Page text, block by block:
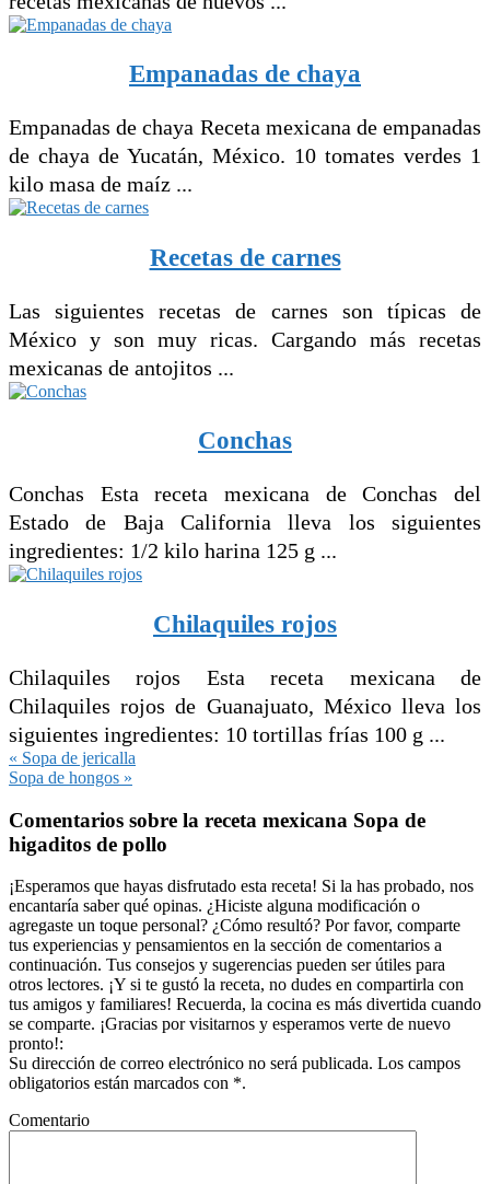
Empanadas de chaya
Empanadas de chaya Receta mexicana de empanadas
de chaya de Yucatán, México. 10 tomates verdes 1
kilo masa de maíz ...
Recetas de carnes
Las siguientes recetas de carnes son típicas de
México y son muy ricas. Cargando más recetas
mexicanas de antojitos ...
Conchas
Conchas Esta receta mexicana de Conchas del
Estado de Baja California lleva los siguientes
ingredientes: 1/2 kilo harina 125 g ...
Chilaquiles rojos
Chilaquiles rojos Esta receta mexicana de
Chilaquiles rojos de Guanajuato, México lleva los
siguientes ingredientes: 10 tortillas frías 100 g ...
Entrada
anterior:
« Sopa de jericalla
Siguiente
Sopa de hongos »
con
los
lectores
Comentarios sobre la receta mexicana Sopa de
higaditos de pollo
¡Esperamos que hayas disfrutado esta receta! Si la has probado, nos
encantaría saber qué opinas. ¿Hiciste alguna modificación o
agregaste un toque personal? ¿Cómo resultó? Por favor, comparte
tus experiencias y pensamientos en la sección de comentarios a
continuación. Tus consejos y sugerencias pueden ser útiles para
otros lectores. ¡Y si te gustó la receta, no dudes en compartirla con
tus amigos y familiares! Recuerda, la cocina es más divertida cuando
se comparte. ¡Gracias por visitarnos y esperamos verte de nuevo
pronto!:
Su dirección de correo electrónico no será publicada. Los campos
obligatorios están marcados con *.
Comentario